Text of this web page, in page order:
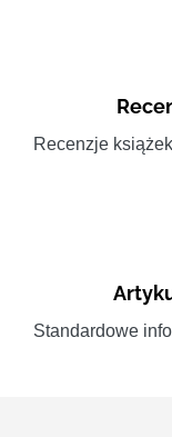
Recenzje
Standardowe